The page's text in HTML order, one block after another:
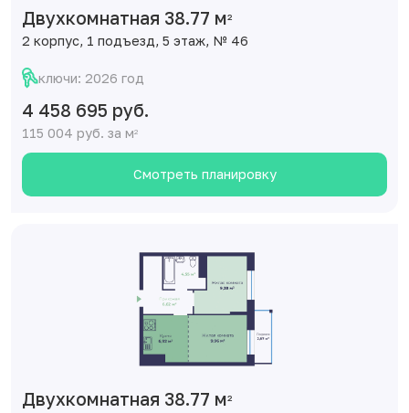
Двухкомнатная 38.77 м2
2 корпус, 1 подъезд, 5 этаж, № 46
ключи: 2026 год
4 458 695 руб.
115 004 руб. за м2
Смотреть планировку
Двухкомнатная 38.77 м2